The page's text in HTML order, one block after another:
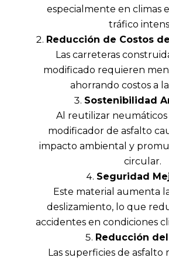
especialmente en climas
tráfico
Reducción de Costos
Las carreteras
modificado requieren
ahorrando costos a
Sostenibilidad
Al reutilizar neumáticos
modificador de asfalto
impacto ambiental y
circular.
Seguridad
Este material aumenta
deslizamiento, lo que
accidentes en condiciones
Reducción
Las superficies de asfalto